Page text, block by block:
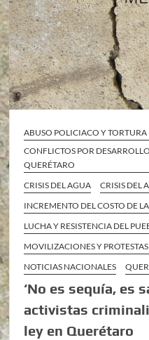
ABUSO POLICIACO Y TORTURA
CONFLICTOS POR
QUERÉTARO
CRISIS DEL AGUA
CRISIS DEL
INCREMENTO DEL COSTO DE
LUCHA Y RESISTENCIA DEL
MOVILIZACIONES Y
NOTICIAS NACIONALES
‘No es sequía, es
activistas
ley en Querétaro